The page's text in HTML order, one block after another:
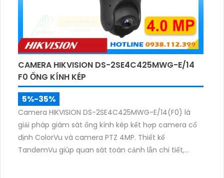
CAMERA HIKVISION DS-2SE4C425MWG-E/14
F0 ỐNG KÍNH KÉP
5%-35%
Camera HIKVISION DS-2SE4C425MWG-E/14(F0) là
giải pháp giám sát ống kính kép kết hợp camera cố
định ColorVu và camera PTZ 4MP. Thiết kế
TandemVu giúp quan sát toàn cảnh lẫn chi tiết,